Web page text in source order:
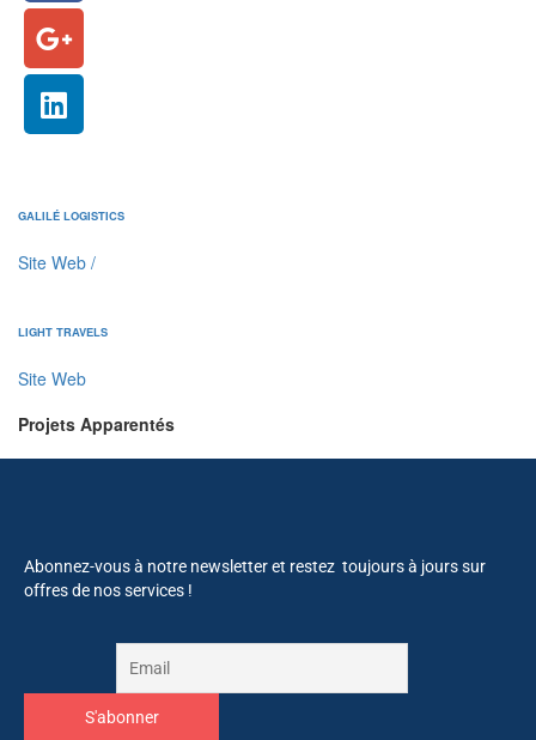
GALILÉ LOGISTICS
Site Web /
LIGHT TRAVELS
Site Web
Projets Apparentés
Abonnez-vous à notre newsletter et restez toujours à jours sur
offres de nos services !